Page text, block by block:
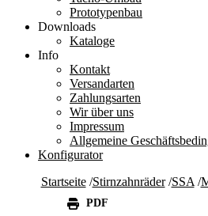
Prototypenbau
Downloads
Kataloge
Info
Kontakt
Versandarten
Zahlungsarten
Wir über uns
Impressum
Allgemeine
Konfigurator
Startseite/Stirnzahnräder/SSA /
PDF